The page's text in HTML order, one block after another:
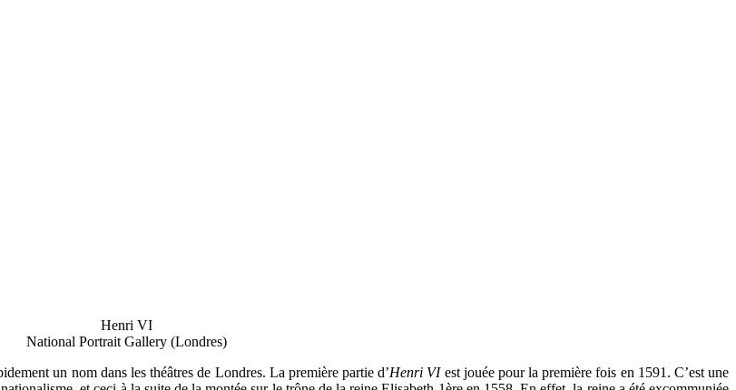
Henri VI
National Portrait Gallery (Londres)
un nom dans les théâtres de Londres. La première partie d’Henri VIest jouée pour la première fois en 1591. C’est une